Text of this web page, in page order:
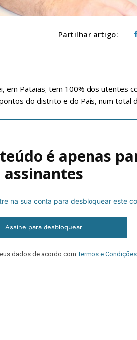
Planos de
Faça-se assinante do Região de Cister
Partilhar artigo:
em Pataias, tem 100% dos utentes
do distrito e do País, num total
é apenas
assinantes
na sua conta para desbloquear este
Assine para desbloquear
dados de acordo comTermos e Condições